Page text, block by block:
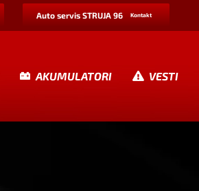
Auto servis STRUJA 96 Kontakt
AKUMULATORI VESTI